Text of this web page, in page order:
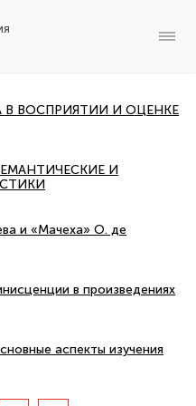
В ВОСПРИЯТИИ И ОЦЕНКЕ
И
и «Мачеха» О. де
в произведениях
аспекты изучения